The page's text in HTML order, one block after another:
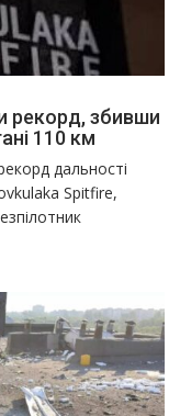
рекорд, збивши
110 км
дальності
Spitfire,